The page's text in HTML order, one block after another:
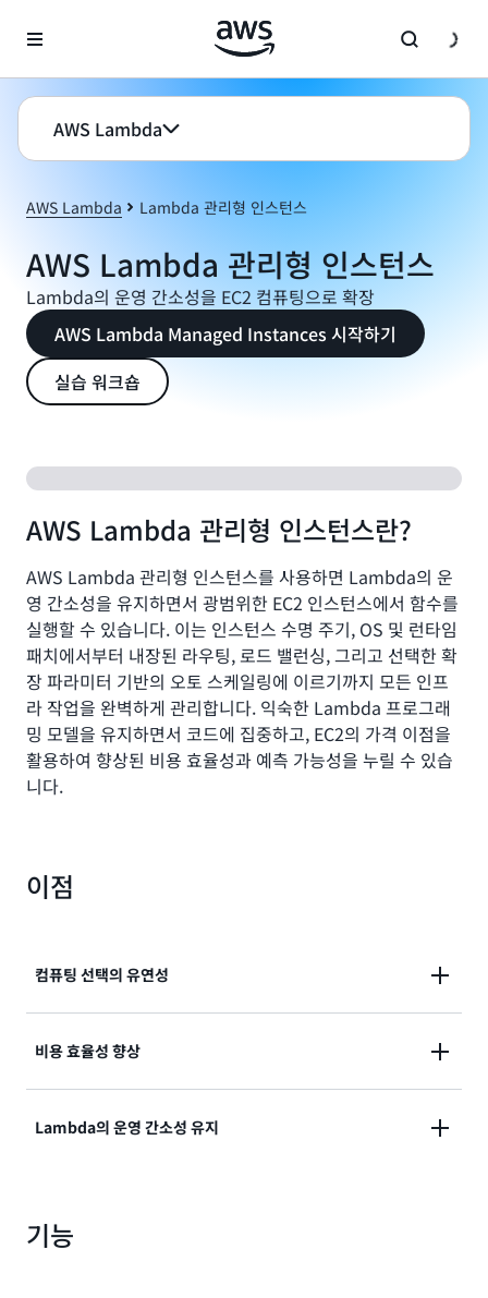
AWS Lambda
AWS Lambda Lambda 관리형 인스턴스
AWS Lambda 관리형 인스턴스
Lambda의 운영 간소성을 EC2 컴퓨팅으로 확장
AWS Lambda Managed Instances 시작하기
실습 워크숍
AWS Lambda 관리형 인스턴스란?
AWS Lambda 관리형 인스턴스를 사용하면 Lambda의 운
영 간소성을 유지하면서 광범위한 EC2 인스턴스에서 함수를
실행할 수 있습니다. 이는 인스턴스 수명 주기, OS 및 런타임
패치에서부터 내장된 라우팅, 로드 밸런싱, 그리고 선택한 확
장 파라미터 기반의 오토 스케일링에 이르기까지 모든 인프
라 작업을 완벽하게 관리합니다. 익숙한 Lambda 프로그래
밍 모델을 유지하면서 코드에 집중하고, EC2의 가격 이점을
활용하여 향상된 비용 효율성과 예측 가능성을 누릴 수 있습
니다.
이점
컴퓨팅 선택의 유연성
광범위한 EC2 인스턴스 유형에서 Lambda 함수 실행합
비용 효율성 향상
컴퓨팅 절감형 플랜 및 예약형 인스턴스를 포함한 EC2
Lambda의 운영 간소성 유지
프라를 통해 Lambda의 운영 간소성을 유지합니다.
기능